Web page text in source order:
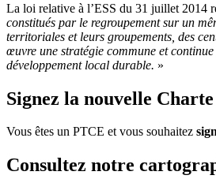
La loi relative à l’ESS du 31 juillet 2014
constitués par le regroupement sur un
territoriales et leurs groupements, des
œuvre une stratégie commune et
développement local durable. »
Signez la nouvelle
Vous êtes un PTCE et vous souhaitez
Consultez notre